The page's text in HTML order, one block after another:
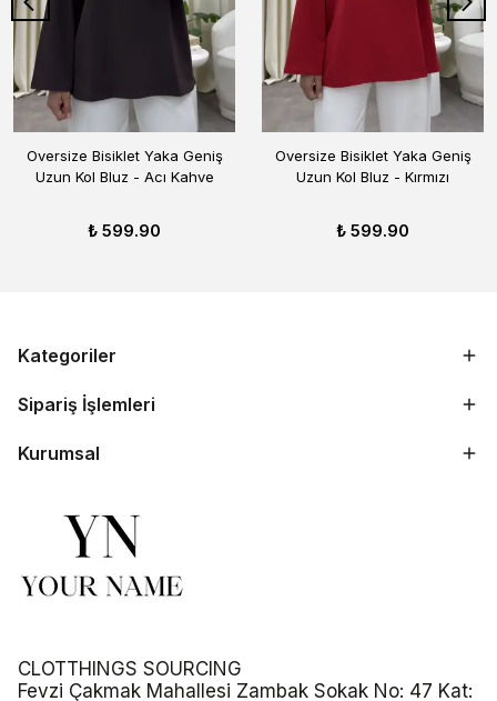
Oversize Bisiklet Yaka Geniş
Uzun Kol Bluz - Acı Kahve
₺ 599.90
Oversize Bisiklet Yaka Geniş
Uzun Kol Bluz - Kırmızı
₺ 599.90
Kategoriler
Sipariş İşlemleri
Kurumsal
CLOTTHINGS SOURCING
Fevzi Çakmak Mahallesi Zambak Sokak No: 47 Kat: